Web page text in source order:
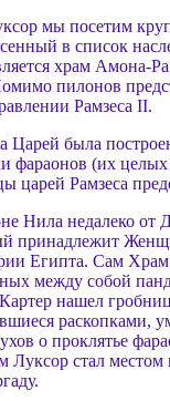
мы посетим
в список
храм Амона-
пилонов
Рамзеса II.
Царей была
фараонов (их
царей Рамзеса
Нила недалеко
принадлежит
Египта. Сам
между собой
нашел
раскопками,
о проклятье
Луксор стал